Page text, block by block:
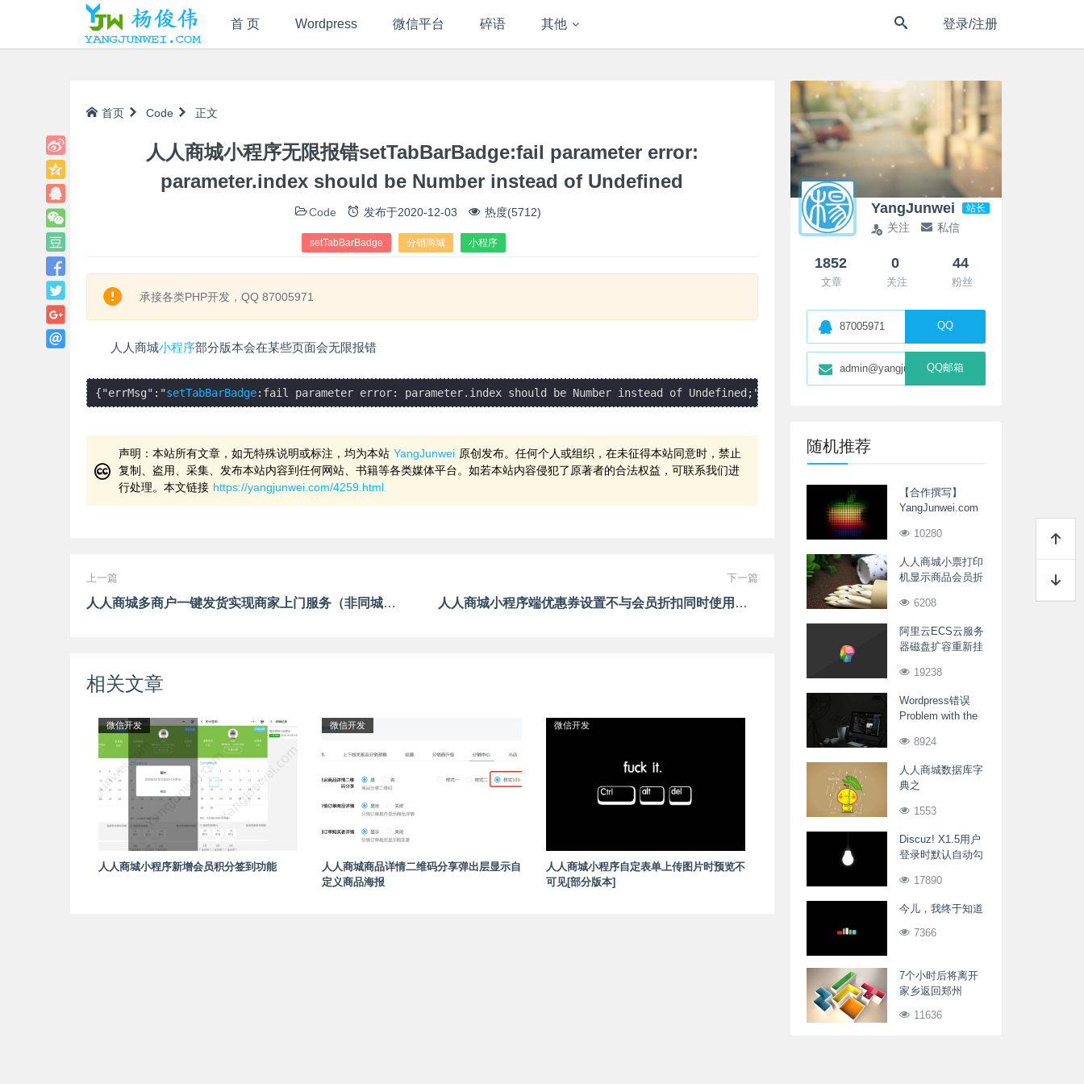
首 页 Wordpress 微信平台 碎语 其他 登录/注册
首页 Code 正文
人人商城小程序无限报错setTabBarBadge:fail parameter error:
parameter.index should be Number instead of Undefined
Code 发布于2020-12-03 热度(5712)
setTabBarBadge 分销商城 小程序
承接各类PHP开发，QQ 87005971
人人商城小程序部分版本会在某些页面会无限报错
{"errMsg":"setTabBarBadge
声明：本站所有文章，如无特殊说明或标注，均为本站 YangJunwei 原创发布。任何个人或组织，在未征得本站同意时，禁止
复制、盗用、采集、发布本站内容到任何网站、书籍等各类媒体平台。如若本站内容侵犯了原著者的合法权益，可联系我们进
行处理。本文链接 https://yangjunwei.com/4259.html
上一篇
人人商城多商户一键发货实现商家上门服务（非同城配送）
下一篇
人人商城小程序端优惠券设置不与会员折扣同时使用金额计算错误的修复
相关文章
微信开发
人人商城小程序新增会员积分签到功能
微信开发
人人商城商品详情二维码分享弹出层显示自
定义商品海报
微信开发
人人商城小程序自定表单上传图片时预览不
可见[部分版本]
YangJunwei 站长
关注 私信
1852
文章
0
关注
44
粉丝
87005971 QQ
admin@yangjunwei.com
QQ邮箱
随机推荐
【合作撰写】
YangJunwei.com
10280
人人商城小票打印
机显示商品会员折
6208
阿里云ECS云服务
器磁盘扩容重新挂
19238
Wordpress错误
Problem with the
(path? access
rights?)
8924
人人商城数据库字
典之
多商户Banner广告
1553
Discuz! X1.5用户
登录时默认自动勾
状态”17890
今儿，我终于知道
7366
7个小时后将离开
家乡返回郑州
11636